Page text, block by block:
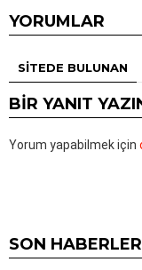
YORUMLAR
SITEDE BULUNAN
BIR YANIT
Yorum yapabilmek için
SON HABERLER